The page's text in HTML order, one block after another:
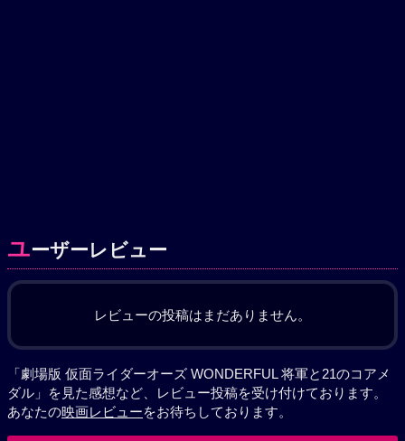
ユーザーレビュー
レビューの投稿はまだありません。
「劇場版 仮面ライダーオーズ WONDERFUL 将軍と21のコアメ
ダル」を見た感想など、レビュー投稿を受け付けております。
あなたの映画レビューをお待ちしております。